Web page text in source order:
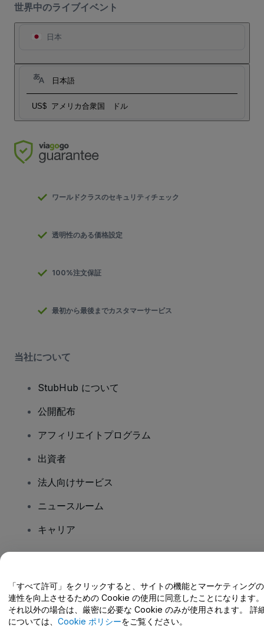
世界中のライブイベント
日本
日本語
US$ アメリカ合衆国 ドル
ワールドクラスのセキュリティチェック
透明性のある価格設定
100%注文保証
最初から最後までカスタマーサービス
当社について
StubHub について
公開配布
アフィリエイトプログラム
出資者
法人向けサービス
ニュースルーム
キャリア
ヘルプセンター / こちらまでご連絡下さい
「すべて許可」をクリックすると、サイトの機能とマーケティング
連性を向上させるための Cookie の使用に同意したことになります。
それ以外の場合は、厳密に必要な Cookie のみが使用されます。 詳
については、 Cookie ポリシーをご覧ください。